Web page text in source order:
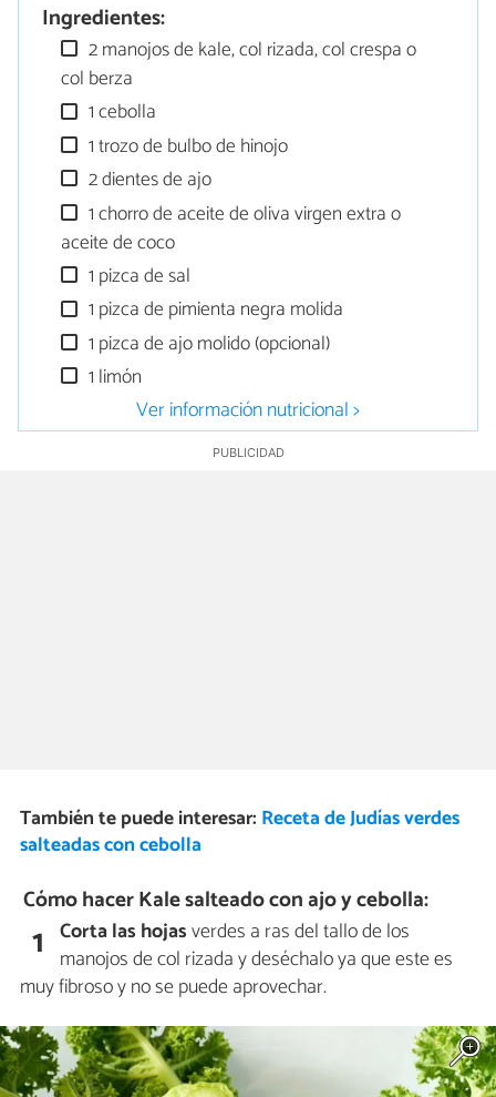
Ingredientes:
2 manojos de kale, col rizada, col crespa o
col berza
1 cebolla
1 trozo de bulbo de hinojo
2 dientes de ajo
1 chorro de aceite de oliva virgen extra o
aceite de coco
1 pizca de sal
1 pizca de pimienta negra molida
1 pizca de ajo molido (opcional)
1 limón
Ver información nutricional >
También te puede interesar: Receta de Judías verdes
salteadas con cebolla
Cómo hacer Kale salteado con ajo y cebolla:
1 Corta las hojasverdes a ras del tallo de los
manojos de col rizada y deséchalo ya que este es
muy fibroso y no se puede aprovechar.